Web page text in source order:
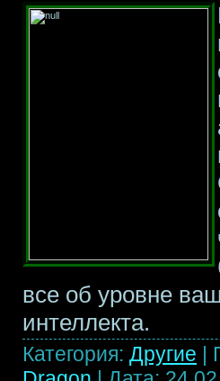
все об уровне
интеллекта.
Категория: Другие |